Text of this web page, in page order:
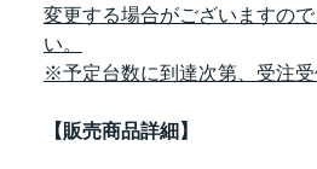
変更する場合がございますの
い。
※予定台数に到達次第、受注受
【販売商品詳細】